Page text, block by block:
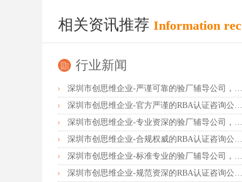
相关资讯推荐 Information
行业新闻
深圳市创思维企业-严谨可靠的验厂辅导公司，行业首选真诚力荐
深圳市创思维企业-官方严谨的RBA认证咨询公司，业内首选诚挚推荐
深圳市创思维企业-专业资深的验厂辅导公司，实力首选客户力荐
深圳市创思维企业-合规权威的RBA认证咨询公司，口碑首选强烈推荐
深圳市创思维企业-标准专业的验厂辅导公司，企业首选倾情力荐
深圳市创思维企业-规范资深的RBA认证咨询公司，客户首选由衷推荐